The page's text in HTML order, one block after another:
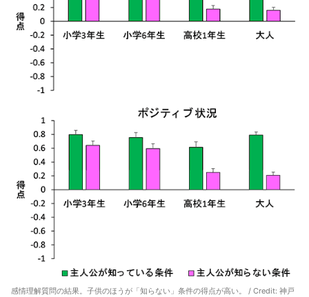
感情理解質問の結果。子供のほうが「知らない」条件の得点が高い。 / Credit: 神戸